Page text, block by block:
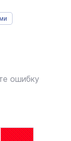
ошибку